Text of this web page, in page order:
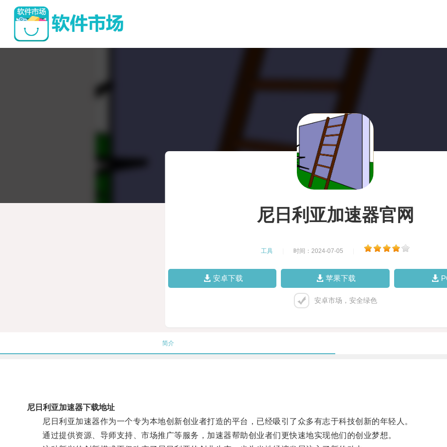
尼日利亚加速器官网
工具 时间：2024-07-05
安卓下载 苹果下载
安卓市场，安全绿色
简介
尼日利亚加速器下载地址
尼日利亚加速器作为一个专为本地创新创业者打造的平台，已经吸引了众多有志于科技创新的年轻人。
通过提供资源、导师支持、市场推广等服务，加速器帮助创业者们更快速地实现他们的创业梦想。